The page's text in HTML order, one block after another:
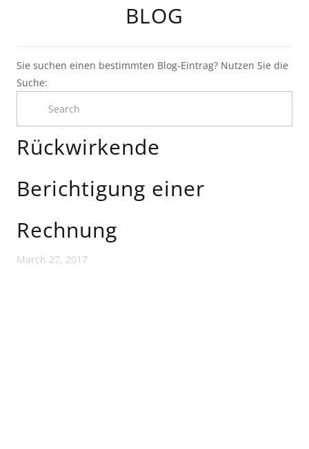
BLOG
Sie suchen einen bestimmten Blog-Eintrag? Nutzen Sie die
Suche:
Rückwirkende
Berichtigung einer
Rechnung
March 27, 2017